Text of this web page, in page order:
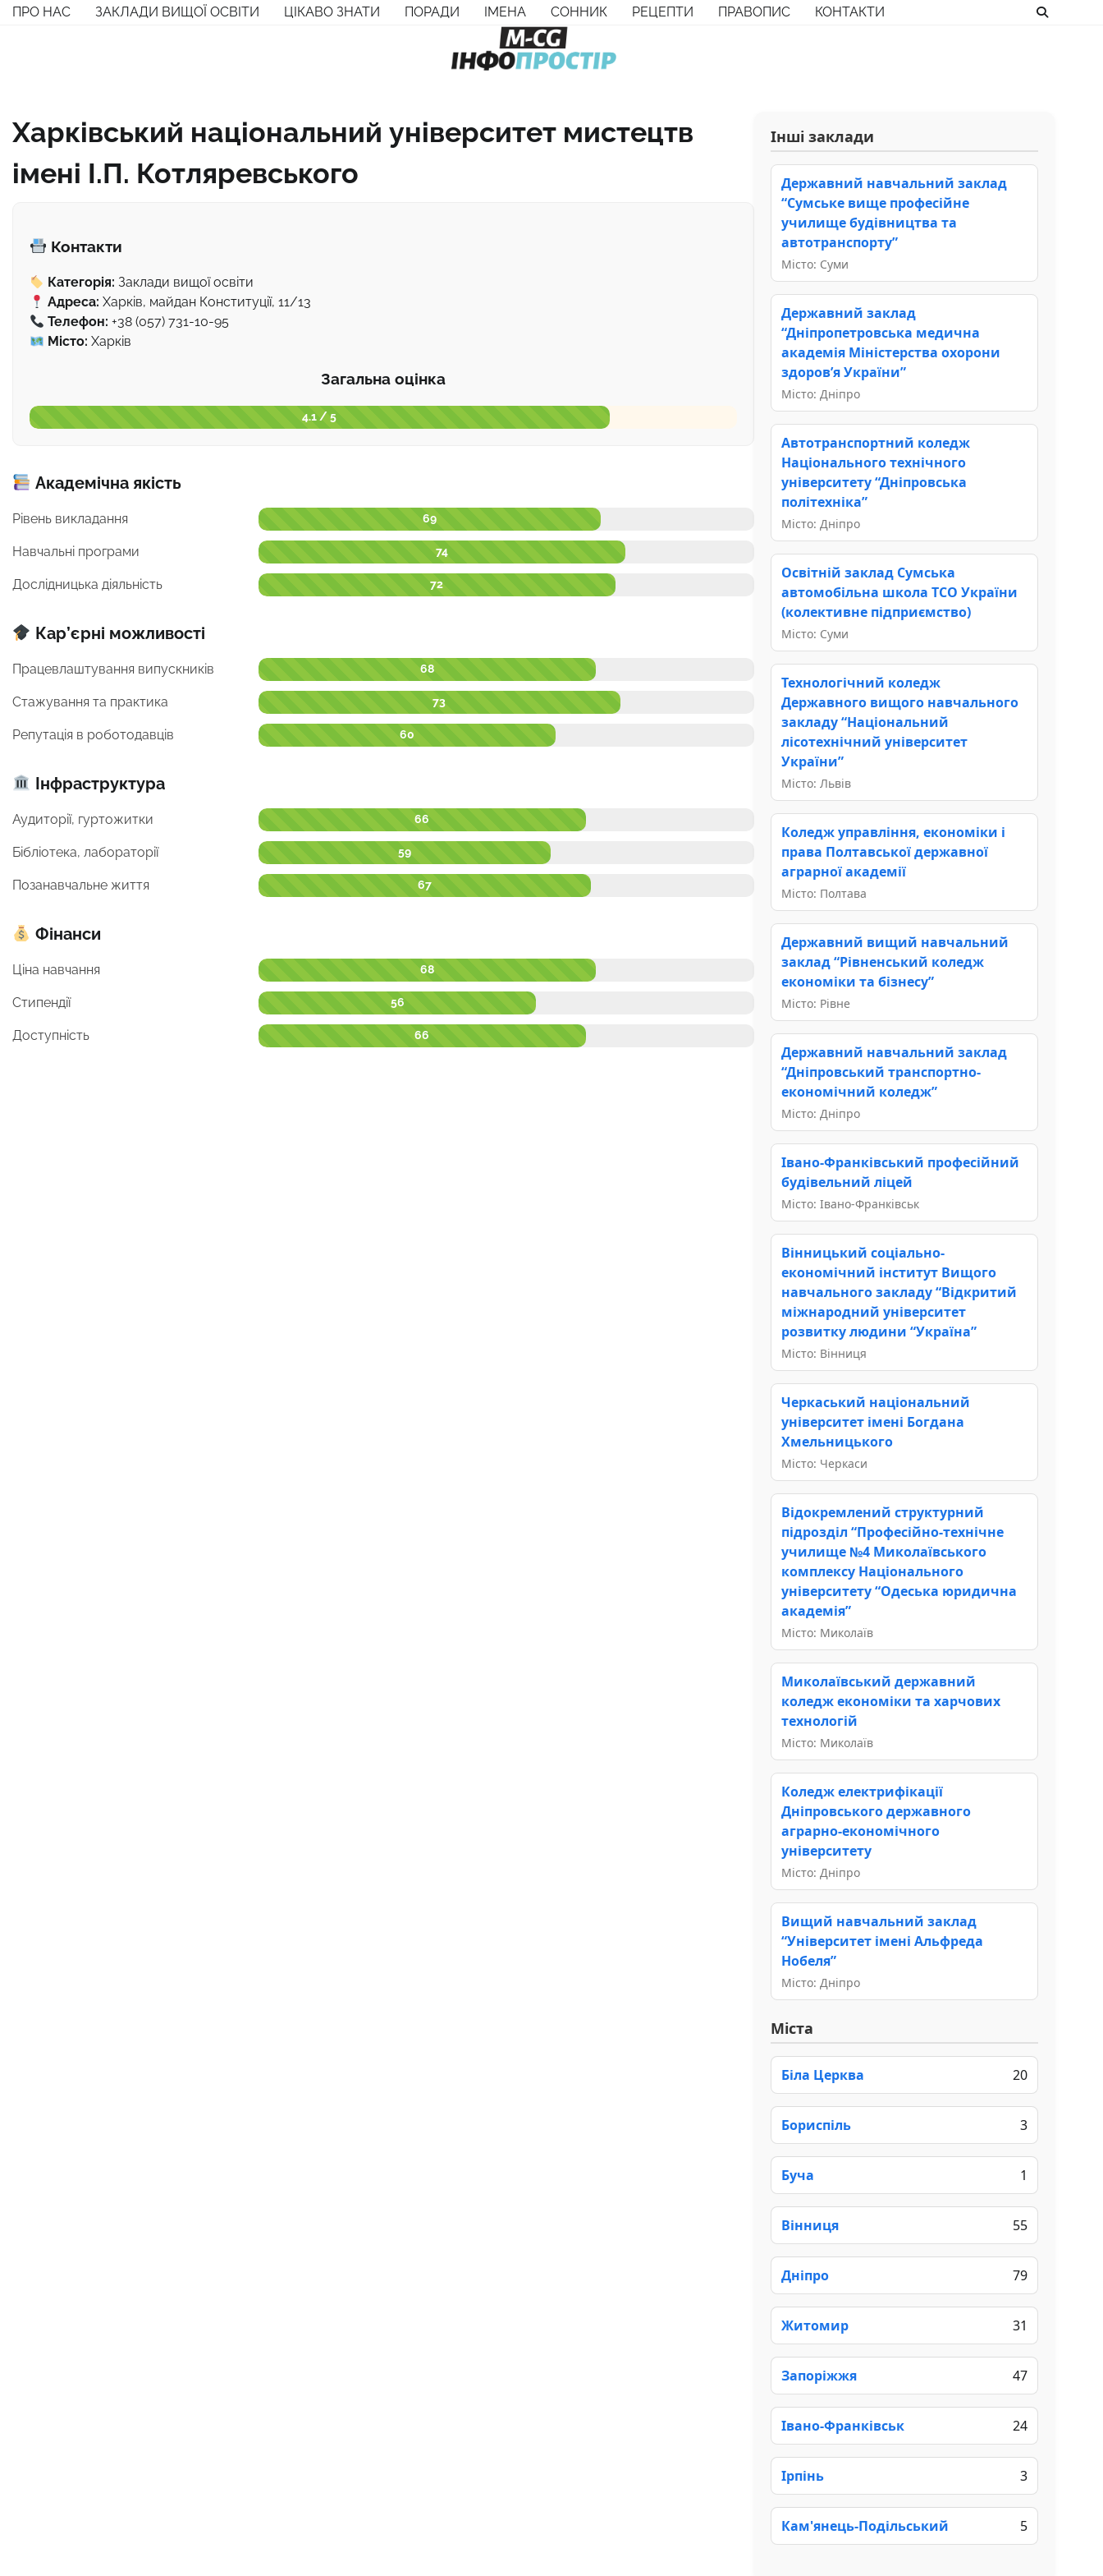
Перейти
ПРО НАС ЗАКЛАДИ ВИЩОЇ ОСВІТИ ЦІКАВО ЗНАТИ ПОРАДИ ІМЕНА СОННИК РЕЦЕПТИ ПРАВОПИС КОНТАКТИ
Харківський національний університет мистецтв
імені І.П. Котляревського
Контакти
Категорія: Заклади вищої освіти
Адреса: Харків, майдан Конституції, 11/13
Телефон: +38 (057) 731-10-95
Місто: Харків
Загальна оцінка
4.1 / 5
Академічна якість
Рівень викладання 69
Навчальні програми 74
Дослідницька діяльність 72
Кар’єрні можливості
Працевлаштування випускників 68
Стажування та практика 73
Репутація в роботодавців 60
Інфраструктура
Аудиторії, гуртожитки 66
Бібліотека, лабораторії 59
Позанавчальне життя 67
Фінанси
Ціна навчання 68
Стипендії 56
Доступність 66
Інші заклади
Державний навчальний заклад
“Сумське вище професійне
училище будівництва та
автотранспорту”
Місто: Суми
Державний заклад
“Дніпропетровська медична
академія Міністерства охорони
здоров’я України”
Місто: Дніпро
Автотранспортний коледж
Національного технічного
університету “Дніпровська
політехніка”
Місто: Дніпро
Освітній заклад Сумська
автомобільна школа ТСО України
(колективне підприємство)
Місто: Суми
Технологічний коледж
Державного вищого навчального
закладу “Національний
лісотехнічний університет
України”
Місто: Львів
Коледж управління, економіки і
права Полтавської державної
аграрної академії
Місто: Полтава
Державний вищий навчальний
заклад “Рівненський коледж
економіки та бізнесу”
Місто: Рівне
Державний навчальний заклад
“Дніпровський транспортно-
економічний коледж”
Місто: Дніпро
Івано-Франківський професійний
будівельний ліцей
Місто: Івано-Франківськ
Вінницький соціально-
економічний інститут Вищого
навчального закладу “Відкритий
міжнародний університет
розвитку людини “Україна”
Місто: Вінниця
Черкаський національний
університет імені Богдана
Хмельницького
Місто: Черкаси
Відокремлений структурний
підрозділ “Професійно-технічне
училище №4 Миколаївського
комплексу Національного
університету “Одеська юридична
академія”
Місто: Миколаїв
Миколаївський державний
коледж економіки та харчових
технологій
Місто: Миколаїв
Коледж електрифікації
Дніпровського державного
аграрно-економічного
університету
Місто: Дніпро
Вищий навчальний заклад
“Університет імені Альфреда
Нобеля”
Місто: Дніпро
Міста
Біла Церква 20
Бориспіль 3
Буча 1
Вінниця 55
Дніпро 79
Житомир 31
Запоріжжя 47
Івано-Франківськ 24
Ірпінь 3
Кам'янець-Подільський 5